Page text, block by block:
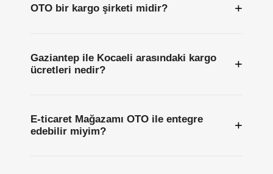
OTO bir kargo şirketi midir? +
Gaziantep ile Kocaeli arasındaki kargo
ücretleri nedir?
+
E-ticaret Mağazamı OTO ile entegre
edebilir miyim?
+